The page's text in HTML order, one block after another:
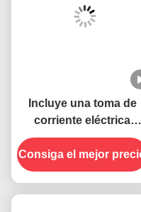
Incluye una toma de
corriente eléctrica
portátil de 395 NM UV
para matar mosquitos
Control sostenible y
efectivo de insectos
Consiga el mejor precio